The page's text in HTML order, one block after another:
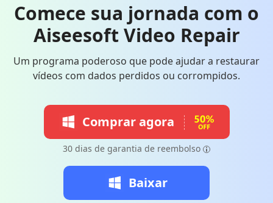
Comece sua jornada com o
Aiseesoft Video Repair
Um programa poderoso que pode ajudar a restaurar
vídeos com dados perdidos ou corrompidos.
Comprar agora
30 dias de garantia de reembolso
Baixar